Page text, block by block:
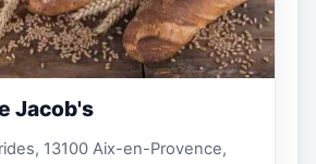
Jacob's
13100 Aix-en-Provence,